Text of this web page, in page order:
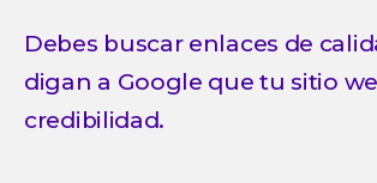
Debes buscar enlaces de
digan a Google que tu sitio
credibilidad.